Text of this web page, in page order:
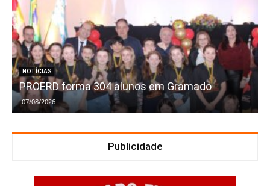
NOTÍCIAS
PROERD forma 304 alunos em Gramado
07/08/2026
Publicidade